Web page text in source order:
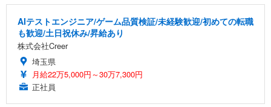
AIテストエンジニア/ゲーム品質検証/未経験歓迎/初めての転職
も歓迎/土日祝休み/昇給あり
株式会社Creer
埼玉県
月給22万5,000円～30万7,300円
正社員